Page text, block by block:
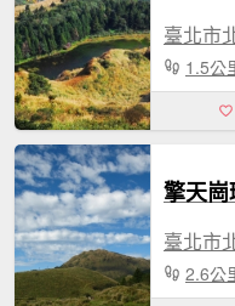
臺北市
1.5公
擎天
臺北市
2.6公